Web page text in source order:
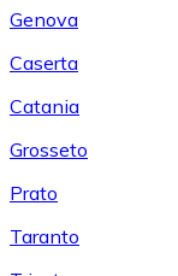
Genova
Caserta
Catania
Grosseto
Prato
Taranto